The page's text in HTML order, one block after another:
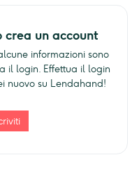
crea un account
informazioni sono
il login. Effettua il login
nuovo su Lendahand!